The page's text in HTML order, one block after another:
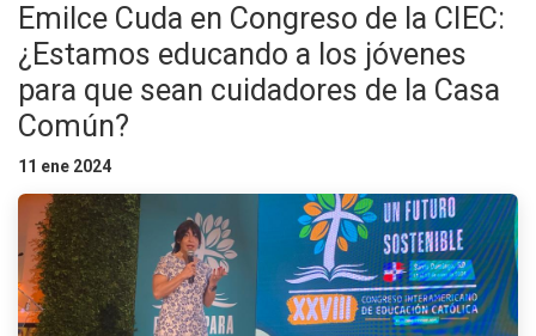
Emilce Cuda en Congreso de la CIEC:
¿Estamos educando a los jóvenes
para que sean cuidadores de la Casa
Común?
11 ene 2024